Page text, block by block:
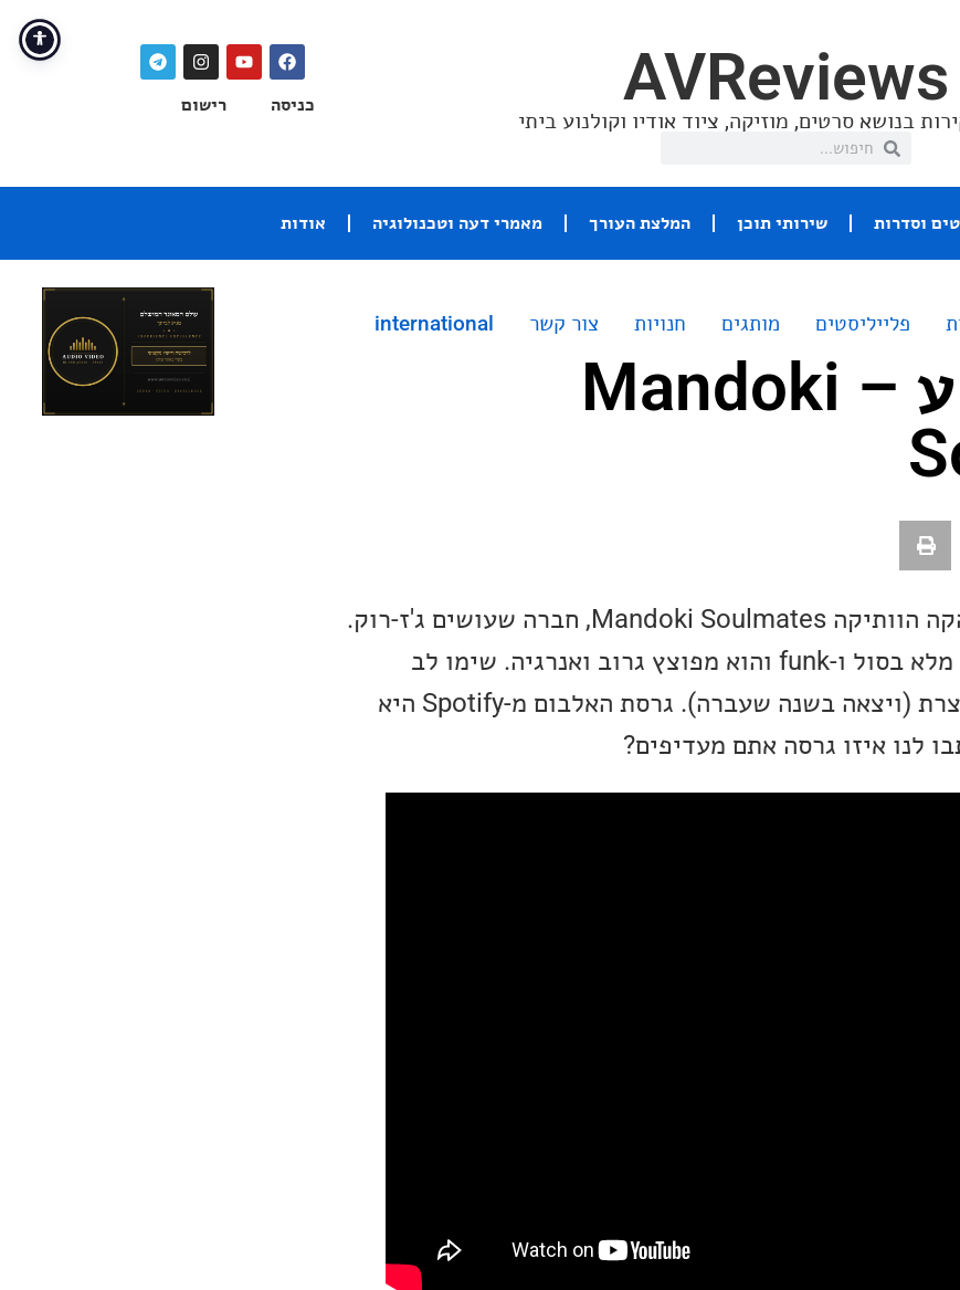
AVReviews
בנושא סרטים, מוזיקה, ציוד אודיו וקולנוע ביתי
כניסה רישום
וסדרות שירותי תוכן המלצת העורך מאמרי דעה וטכנולוגיה אודות
פלייליסטים מותגים חנויות צור קשר international
שיר השבוע – Mandoki
שיר השבוע שלי שייך ללהקה הוותיקה Mandoki Soulmates, חברה שעושים ג'ז-רוק.
מעבר לג'ז ורוק השיר הזה מלא בסול ו-funk והוא מפוצץ גרוב ואנרגיה. שימו לב
שהגרסה ביוטיוב היא מקוצרת (ויצאה בשנה שעברה). גרסת האלבום מ-Spotify היא
לנו איזו גרסה אתם מעדיפים?